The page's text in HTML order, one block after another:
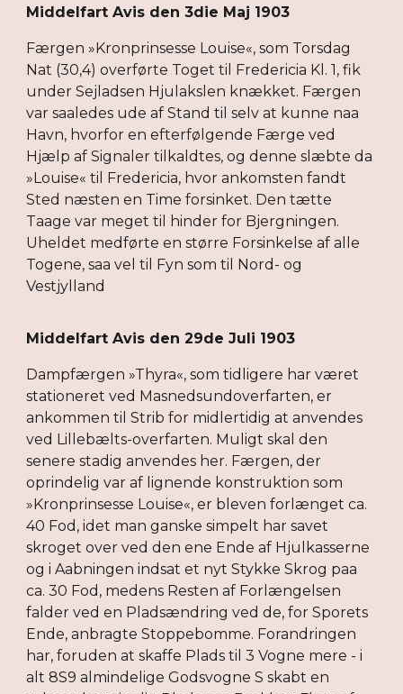
Middelfart Avis den 3die Maj 1903
Færgen »Kronprinsesse Louise«, som Torsdag
Nat (30,4) overførte Toget til Fredericia Kl. 1, fik
under Sejladsen Hjulakslen knækket. Færgen
var saaledes ude af Stand til selv at kunne naa
Havn, hvorfor en efterfølgende Færge ved
Hjælp af Signaler tilkaldtes, og denne slæbte da
»Louise« til Fredericia, hvor ankomsten fandt
Sted næsten en Time forsinket. Den tætte
Taage var meget til hinder for Bjergningen.
Uheldet medførte en større Forsinkelse af alle
Togene, saa vel til Fyn som til Nord- og
Vestjylland
Middelfart Avis den 29de Juli 1903
Dampfærgen »Thyra«, som tidligere har været
stationeret ved Masnedsundoverfarten, er
ankommen til Strib for midlertidig at anvendes
ved Lillebælts-overfarten. Muligt skal den
senere stadig anvendes her. Færgen, der
oprindelig var af lignende konstruktion som
»Kronprinsesse Louise«, er bleven forlænget ca.
40 Fod, idet man ganske simpelt har savet
skroget over ved den ene Ende af Hjulkasserne
og i Aabningen indsat et nyt Stykke Skrog paa
ca. 30 Fod, medens Resten af Forlængelsen
falder ved en Pladsændring ved de, for Sporets
Ende, anbragte Stoppebomme. Forandringen
har, foruden at skaffe Plads til 3 Vogne mere - i
alt 8S9 almindelige Godsvogne S skabt en